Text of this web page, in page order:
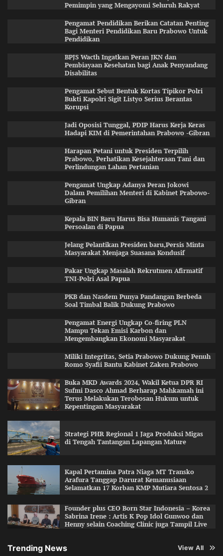
Pemimpin yang Mengayomi Seluruh Rakyat
Pengamat Pendidikan Berikan Catatan Penting
Bagi Menteri Pendidikan Baru Prabowo Untuk
Pendidikan
BPJS Wacth Ingatkan Peran JKN dan
Pembiayaan Kesehatan bagi Anak Penyandang
Disabilitas
Pengamat Sebut Bentuk Kortas Tipikor Polri
Bukti Kapolri Sigit Listyo Serius Berantas
Korupsi
Jadi Oposisi Tunggal, PDIP Harus Kerja Keras
Hadapi KIM di Pemerintahan Prabowo -Gibran
Harapan Petani untuk Presiden Terpilih
Prabowo, Perhatikan Kesejahteraan Tani dan
Perlindungan Lahan Pertanian
Pengamat Ungkap Adanya Peran Jokowi
Dalam Pemilihan Menteri di Kabinet Prabowo-
Gibran
Kepala BIN Baru Harus Bisa Humanis Tangani
Persoalan di Papua
Jelang Pelantikan Presiden baru,Persis Minta
Masyarakat Menjaga Suasana Kondusif
Pakar Ungkap Masalah Rekrutmen Afirmatif
TNI-Polri Asal Papua
PKB dan Nasdem Punya Pandangan Berbeda
Soal Timbal Balik Dukung Prabowo
Pengamat Energi Ungkap Co-firing PLN
Mampu Tekan Emisi Karbon dan
Mengembangkan Ekonomi Masyarakat
Miliki Integritas, Setia Prabowo Dukung Penuh
Romo Syafii Bantu Kabinet Zaken Prabowo
Buka MKD Awards 2024, Wakil Ketua DPR RI
Sufmi Dasco Ahmad Berharap Mahkamah ini
Terus Melakukan Terobosan Hukum untuk
Kepentingan Masyarakat
Strategi PHR Regional 1 Jaga Produksi Migas
di Tengah Tantangan Lapangan Mature
Kapal Pertamina Patra Niaga MT Transko
Arafura Tanggap Darurat Kemanusiaan
Selamatkan 17 Korban KMP Mutiara Sentosa 2
Founder plus CEO Born Star Indonesia – Korea
Sabrina Irene : Artis K Pop Idol Gunwoo dan
Henny selain Coaching Clinic juga Tampil Live
Trending News View All